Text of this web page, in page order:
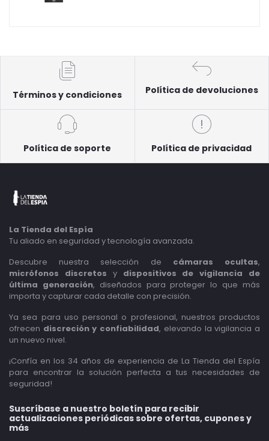
Términos y condiciones Política de devoluciones
Política de soporte Política de privacidad
La Tienda del Espía
Tu aliado en seguridad y tecnología avanzada.
Descubre nuestra selección de cámaras ocultas,
micrófonos discretos y dispositivos de vigilancia de
última generación, diseñados para proteger lo que más
importa y capturar cada detalle con precisión.
Ya sea para uso personal o profesional, nuestros productos
ofrecen discreción y confiabilidad, elevando la vigilancia a
un nuevo nivel.
¡Confía en los 34 años de experiencia de La Tienda del Espía
para encontrar la solución perfecta a tus necesidades de
seguridad!
Suscríbase a nuestro boletín para recibir
actualizaciones periódicas sobre ofertas, cupones y
más